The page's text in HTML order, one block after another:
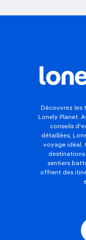
Découvrez les
Lonely Planet.
conseils
détaillées,
voyage idéal.
destinations
sentiers
offrent des